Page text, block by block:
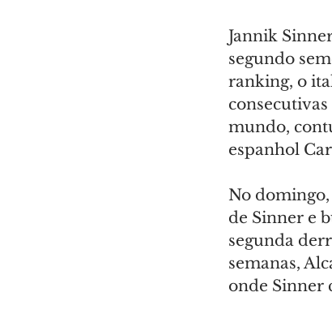
Jannik
segundo
ranking, o
mundo,
espanhol
No
de Sinner e
segunda
semanas,
onde Sinner